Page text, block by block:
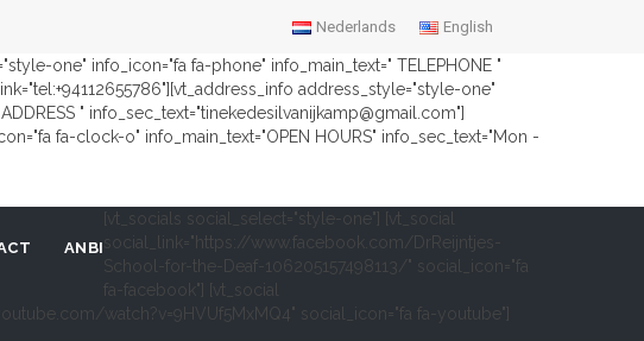
Nederlands English
one" info_icon="fa fa-phone" info_main_text=" TELEPHONE "
address_style="style-one"
" info_sec_text="tinekedesilvanijkamp@gmail.com"]
fa-clock-o" info_main_text="OPEN HOURS" info_sec_text="Mon -
ANBI
[vt_socials social_select="style-one"] [vt_social
social_link="https://www.facebook.com/DrReijntjes-
School-for-the-Deaf-106205157498113/" social_icon="fa
fa-facebook"] [vt_social
watch?v=9HVUf5MxMQ4" social_icon="fa fa-youtube"]